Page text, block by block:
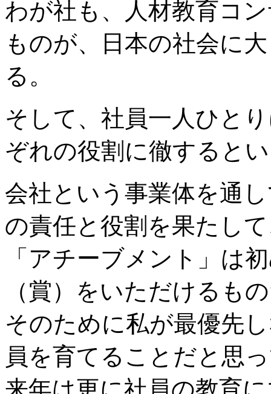
わが社も、人材教育コ
ものが、日本の社会に
る。
そして、社員一人ひと
ぞれの役割に徹すると
会社という事業体を通
の責任と役割を果たし
「アチーブメント」は
（賞）をいただけるも
そのために私が最優先
員を育てることだと思
来年は更に社員の教育